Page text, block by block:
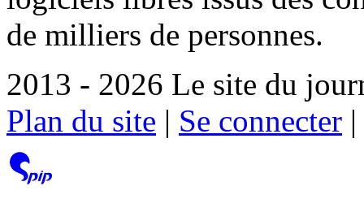
de milliers de personnes.
2013 - 2026 Le site du
Plan du site | Se connecter |